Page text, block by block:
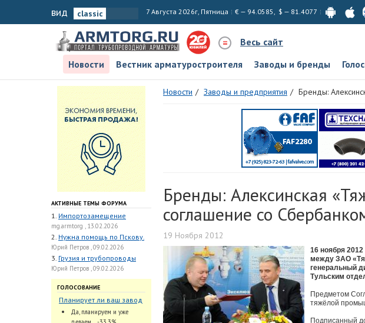
вид 7 Августа 2026г, Пятница € — 94.0585, $ — 81.4077
Весь сайт
Новости
Вестник арматуростроителя Заводы и бренды
АКТИВНЫЕ ТЕМЫ ФОРУМА
1. Импортозамещение
mg.armtorg , 13.02.2026
2. Нужна помощь по Пскову.
Юрий Петров , 09.02.2026
3. Грузия и трубопроводы
Юрий Петров , 09.02.2026
ГОЛОСОВАНИЕ
Планирует ли ваш завод
использовать
промышленный
Да, планируем и уже
Новости Заводы и предприятия Бренды:
Бренды: Алексинская
соглашение со
19 Ноября 2012
16 ноября
между ЗАО
генеральный
Тульским
Предметом
тяжёлой
Подписанный